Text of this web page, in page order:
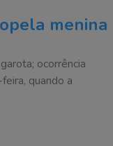
menina
ocorrência
quando a